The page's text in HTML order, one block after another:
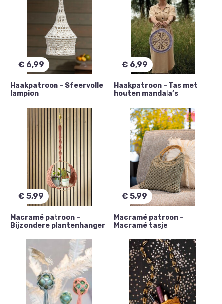
€ 6,99
Haakpatroon – Sfeervolle
lampion
€ 6,99
Haakpatroon – Tas met
houten mandala’s
€ 5,99
Macramé patroon –
Bijzondere plantenhanger
€ 5,99
Macramé patroon –
Macramé tasje